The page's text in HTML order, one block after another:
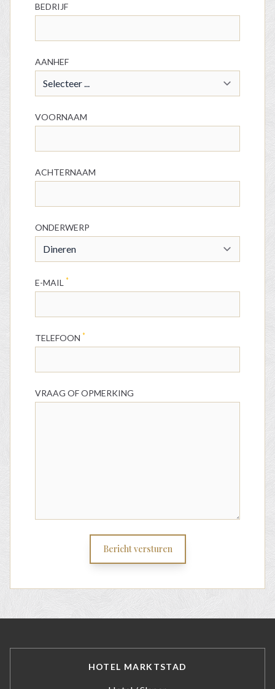
BEDRIJF
AANHEF
VOORNAAM
ACHTERNAAM
ONDERWERP
E-MAIL *
TELEFOON *
VRAAG OF OPMERKING
Bericht versturen
HOTEL MARKTSTAD